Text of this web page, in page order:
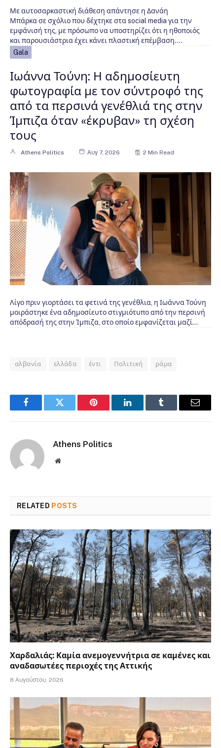
Με αυτοσαρκαστική διάθεση απάντησε η Δανάη
Μπάρκα σε σχόλιο που δέχτηκε στα social media για την
εμφάνισή της, με πρόσωπο να υποστηρίζει ότι η ηθοποιός
και παρουσιάστρια έχει κάνει πλαστική επέμβαση.…
Gala
Ιωάννα Τούνη: Η αδημοσίευτη
φωτογραφία με τον σύντροφό της
από τα περσινά γενέθλιά της στην
Ίμπιζα όταν «έκρυβαν» τη σχέση
τους
Athens Politics Αυγ 7, 2026 2 Min Read
Λίγο πριν γιορτάσει τα φετινά της γενέθλια, η Ιωάννα Τούνη
μοιράστηκε ένα αδημοσίευτο στιγμιότυπο από την περσινή
απόδρασή της στην Ίμπιζα, στο οποίο εμφανίζεται μαζί…
αλβανία ελλάδα έντι Πολιτική ράμα
FacebookTwitter Pinterest LinkedInTumblr Email
Athens Politics
Website
RELATED POSTS
Χαρδαλιάς: Καμία ανεμογεννήτρια σε καμένες και
αναδασωτέες περιοχές της Αττικής
8 Αυγούστου, 2026